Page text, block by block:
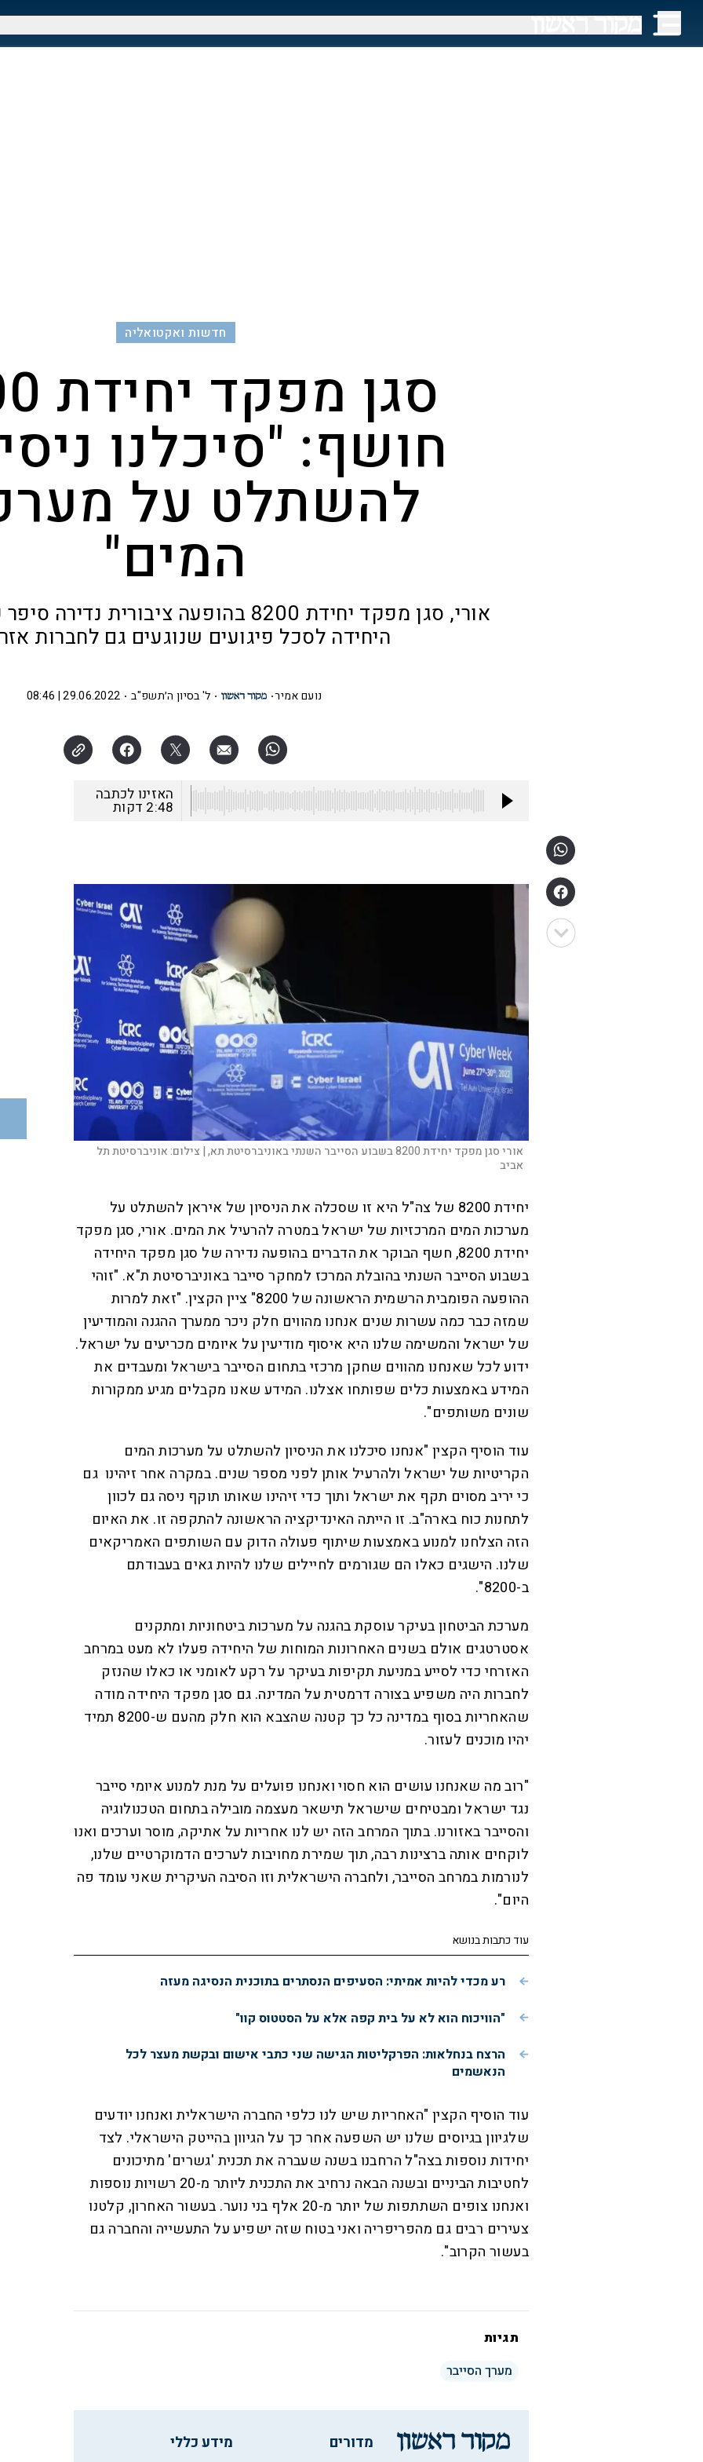
חדשות ואקטואליה
סגן
חושף: "סיכלנו
להשתלט על
המים"
אורי, סגן מפקד יחידת 8200 בהופעה
היחידה לסכל פיגועים שנוגעים גם לחברות
נועם אמיר ל' בסיון ה׳תשפ"ב 29.06.2022 | 08:46
האזינו לכתבה
2:48 דקות
אורי סגן מפקד יחידת 8200 בשבוע הסייבר השנתי באוניברסיטת תא, | צילום:אוניברסיטת תל
אביב
יחידת 8200 של צה"ל היא זו שסכלה את הניסיון של איראן להשתלט על
מערכות המים המרכזיות של ישראל במטרה להרעיל את המים. אורי, סגן מפקד
יחידת 8200, חשף הבוקר את הדברים בהופעה נדירה של סגן מפקד היחידה
בשבוע הסייבר השנתי בהובלת המרכז למחקר סייבר באוניברסיטת ת"א. "זוהי
ההופעה הפומבית הרשמית הראשונה של 8200" ציין הקצין. "זאת למרות
שמזה כבר כמה עשרות שנים אנחנו מהווים חלק ניכר ממערך ההגנה והמודיעין
של ישראל והמשימה שלנו היא איסוף מודיעין על איומים מכריעים על ישראל.
ידוע לכל שאנחנו מהווים שחקן מרכזי בתחום הסייבר בישראל ומעבדים את
המידע באמצעות כלים שפותחו אצלנו. המידע שאנו מקבלים מגיע ממקורות
שונים משותפים".
עוד הוסיף הקצין "אנחנו סיכלנו את הניסיון להשתלט על מערכות המים
הקריטיות של ישראל ולהרעיל אותן לפני מספר שנים. במקרה אחר זיהינו גם
כי יריב מסוים תקף את ישראל ותוך כדי זיהינו שאותו תוקף ניסה גם לכוון
לתחנות כוח בארה"ב. זו הייתה האינדיקציה הראשונה להתקפה זו. את האיום
הזה הצלחנו למנוע באמצעות שיתוף פעולה הדוק עם השותפים האמריקאים
שלנו. הישגים כאלו הם שגורמים לחיילים שלנו להיות גאים בעבודתם
ב-8200".
מערכת הביטחון בעיקר עוסקת בהגנה על מערכות ביטחוניות ומתקנים
אסטרטגים אולם בשנים האחרונות המוחות של היחידה פעלו לא מעט במרחב
האזרחי כדי לסייע במניעת תקיפות בעיקר על רקע לאומני או כאלו שהנזק
לחברות היה משפיע בצורה דרמטית על המדינה. גם סגן מפקד היחידה מודה
שהאחריות בסוף במדינה כל כך קטנה שהצבא הוא חלק מהעם ש-8200 תמיד
יהיו מוכנים לעזור.
"רוב מה שאנחנו עושים הוא חסוי ואנחנו פועלים על מנת למנוע איומי סייבר
נגד ישראל ומבטיחים שישראל תישאר מעצמה מובילה בתחום הטכנולוגיה
והסייבר באזורנו. בתוך המרחב הזה יש לנו אחריות על אתיקה, מוסר וערכים ואנו
לוקחים אותה ברצינות רבה, תוך שמירת מחויבות לערכים הדמוקרטיים שלנו,
לנורמות במרחב הסייבר, ולחברה הישראלית וזו הסיבה העיקרית שאני עומד פה
היום".
עוד כתבות בנושא
רע מכדי להיות אמיתי: הסעיפים הנסתרים בתוכנית הנסיגה מעזה
"הוויכוח הוא לא על בית קפה אלא על הסטטוס קוו"
הרצח בנחלאות: הפרקליטות הגישה שני כתבי אישום ובקשת מעצר לכל
הנאשמים
עוד הוסיף הקצין "האחריות שיש לנו כלפי החברה הישראלית ואנחנו יודעים
שלגיוון בגיוסים שלנו יש השפעה אחר כך על הגיוון בהייטק הישראלי. לצד
יחידות נוספות בצה"ל הרחבנו בשנה שעברה את תכנית 'גשרים' מתיכונים
לחטיבות הביניים ובשנה הבאה נרחיב את התכנית ליותר מ-20 רשויות נוספות
ואנחנו צופים השתתפות של יותר מ-20 אלף בני נוער. בעשור האחרון, קלטנו
צעירים רבים גם מהפריפריה ואני בטוח שזה ישפיע על התעשייה והחברה גם
בעשור הקרוב".
תגיות
מערך הסייבר
מדורים מידע כללי